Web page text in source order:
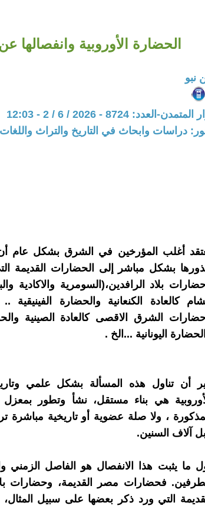
الحضارة الأوروبية وانفصالها
العدد: 8724 - 2026 / 6 / 2 - 12:03
دراسات وابحاث في التاريخ والتراث واللغات
أغلب المؤرخين في الشرق بشكل عام أن
بشكل مباشر إلى الحضارات القديمة
بلاد الرافدين،(السومرية والاكادية
كالعادة الكنعانية والحضارة
الشرق الاقصى كالعادة الصينية
اليونانية ...الخ .
أن تناول هذه المسألة بشكل علمي
هي بناء مستقل، نشأ وتطور
، ولا صلة عضوية أو تاريخية
آلاف السنين.
ما يثبت هذا الانفصال هو الفاصل الزمني
فحضارات مصر القديمة، وحضارات
التي ورد ذكر بعضها على سبيل